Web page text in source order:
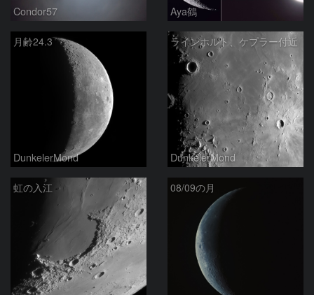
Condor57 Aya鶴
月齢24.3
DunkelerMond
ラインホルト、ケプラー付近
DunkelerMond
虹の入江 08/09の月